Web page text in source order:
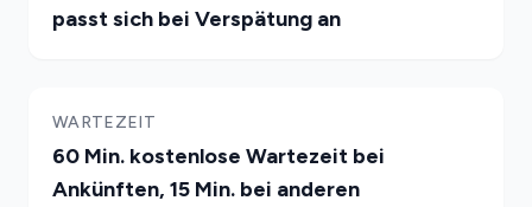
passt sich bei Verspätung an
WARTEZEIT
60 Min. kostenlose Wartezeit bei
Ankünften, 15 Min. bei anderen